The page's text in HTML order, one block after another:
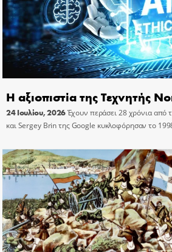
Η αξιοπιστία της Τεχνητής
24 Ιουλίου, 2026Έχουν περάσει 28 χρόνια από
και Sergey Brin της Google κυκλοφόρησαν το